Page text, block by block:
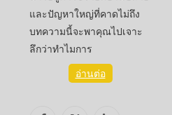
และปัญหาใหญ่ที่คาดไม่ถึง
บทความนี้จะพาคุณไปเจาะ
ลึกว่าทำไมการ
อ่านต่อ